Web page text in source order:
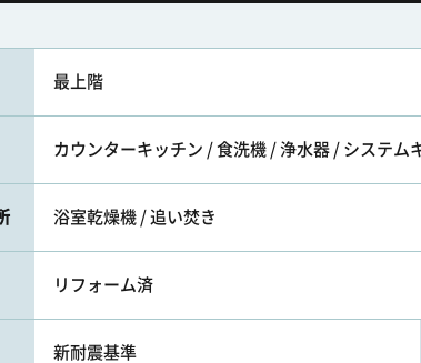
最上階
カウンターキッチン / 食洗機 / 浄水器 / システム
浴室乾燥機 / 追い焚き
リフォーム済
新耐震基準